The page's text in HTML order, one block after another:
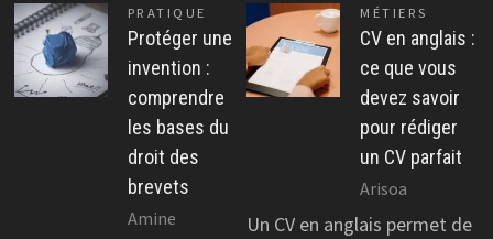
PRATIQUE
Protéger une
invention :
comprendre
les bases du
droit des
brevets
Amine
MÉTIERS
CV en anglais :
ce que vous
devez savoir
pour rédiger
un CV parfait
Arisoa
Un CV en anglais permet de